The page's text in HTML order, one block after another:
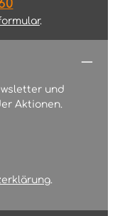
.
und
Aktionen.
.